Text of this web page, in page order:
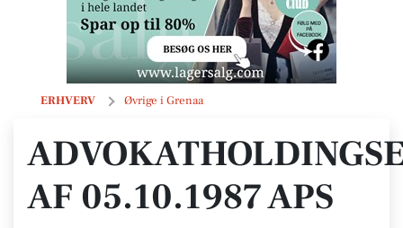
ERHVERV Øvrige i Grenaa
Advokatholdingselskabet af 05.10.1987 ApS
AF 05.10.1987 APS